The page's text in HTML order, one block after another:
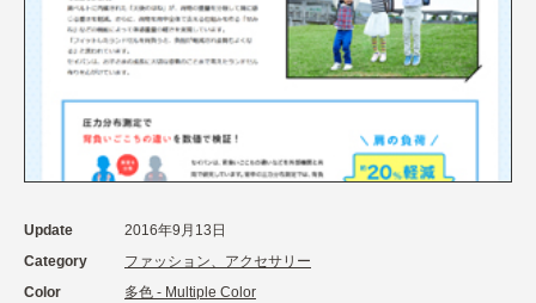
Update
2016年9月13日
Category
ファッション、アクセサリー
Color
多色 - Multiple Color